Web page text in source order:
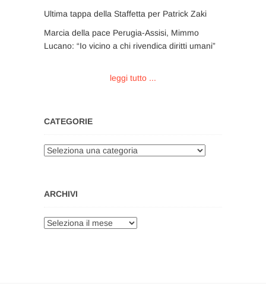
Ultima tappa della Staffetta per Patrick Zaki
Marcia della pace Perugia-Assisi, Mimmo
Lucano: “Io vicino a chi rivendica diritti umani”
leggi tutto ...
CATEGORIE
Categorie
ARCHIVI
Archivi